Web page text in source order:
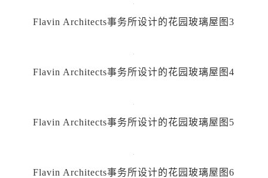
Flavin Architects事务所设计的花园玻璃屋图3
Flavin Architects事务所设计的花园玻璃屋图4
Flavin Architects事务所设计的花园玻璃屋图5
Flavin Architects事务所设计的花园玻璃屋图6